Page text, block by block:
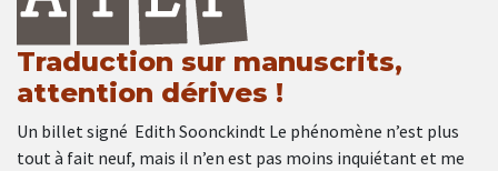
Traduction sur manuscrits,
attention dérives !
Un billet signé Edith Soonckindt Le phénomène n’est plus
tout à fait neuf, mais il n’en est pas moins inquiétant et me